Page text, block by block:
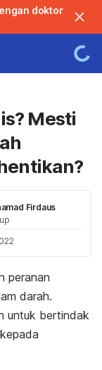
doktor
Mesti
Firdaus
peranan
darah.
untuk bertindak